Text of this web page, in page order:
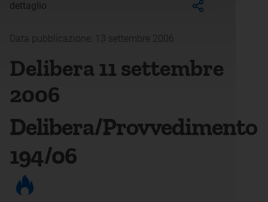
dettaglio
Data pubblicazione: 13 settembre 2006
Delibera 11 settembre
2006
Delibera/Provvedimento
194/06